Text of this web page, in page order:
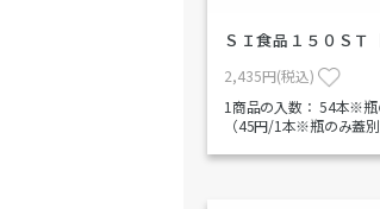
ＳＩ食品１５０ＳＴ
2,435円(税込)
1商品の入数： 54本※瓶
（45円/1本※瓶のみ蓋別